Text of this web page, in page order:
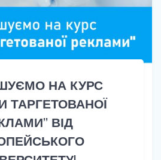
НА КУРС
ТАРГЕТОВАНОЇ
ВІД